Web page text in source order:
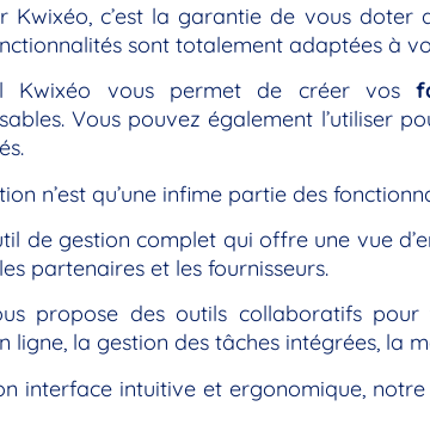
Kwixéo, c’est la garantie de vous doter
sont totalement adaptées à
Kwixéo vous permet de créer vos
Vous pouvez également l’utiliser
n’est qu’une infime partie des
de gestion complet qui offre une vue
partenaires et les fournisseurs.
propose des outils collaboratifs
ligne, la gestion des tâches intégrées, la
interface intuitive et ergonomique, notre